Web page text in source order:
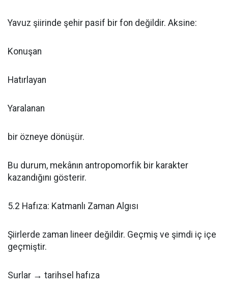
Yavuz şiirinde şehir pasif bir fon değildir. Aksine:
Konuşan
Hatırlayan
Yaralanan
bir özneye dönüşür.
Bu durum, mekânın antropomorfik bir karakter
kazandığını gösterir.
5.2 Hafıza: Katmanlı Zaman Algısı
Şiirlerde zaman lineer değildir. Geçmiş ve şimdi iç içe
geçmiştir.
Surlar → tarihsel hafıza